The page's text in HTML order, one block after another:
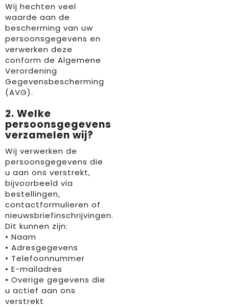
Philips
Seasons
SeatZac
Stanley
Swiss Peak
Tony’s Chocolonely
Wellmark
Wij hechten veel
waarde aan de
bescherming van uw
persoonsgegevens en
verwerken deze
conform de Algemene
Verordening
Gegevensbescherming
(AVG).
2. Welke
persoonsgegevens
verzamelen wij?
Wij verwerken de
persoonsgegevens die
u aan ons verstrekt,
bijvoorbeeld via
bestellingen,
contactformulieren of
nieuwsbriefinschrijvingen.
Dit kunnen zijn:
• Naam
• Adresgegevens
• Telefoonnummer
• E-mailadres
• Overige gegevens die
u actief aan ons
verstrekt